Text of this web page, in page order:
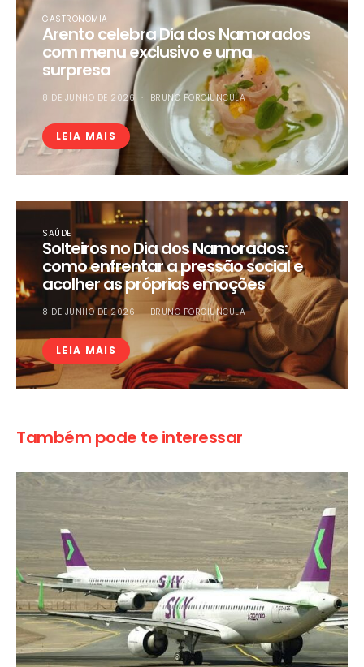
GASTRONOMIA
Arento celebra Dia dos Namorados
com menu exclusivo e uma
surpresa
8 DE JUNHO DE 2026 BRUNO PORCIUNCULA
LEIA MAIS
SAÚDE
Solteiros no Dia dos Namorados:
como enfrentar a pressão social e
acolher as próprias emoções
8 DE JUNHO DE 2026 BRUNO PORCIUNCULA
LEIA MAIS
Também pode te interessar